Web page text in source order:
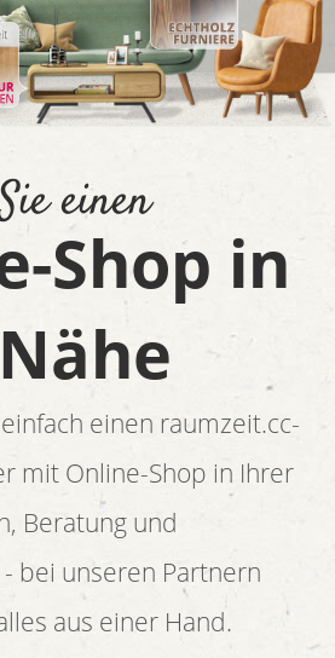
einen
Shop in
einen raumzeit.cc-
mit Online-Shop in Ihrer
Beratung und
bei unseren Partnern
aus einer Hand.